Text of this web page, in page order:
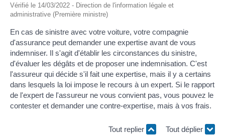
Vérifié le 14/03/2022 - Direction de l'information légale et
administrative (Première ministre)
En cas de sinistre avec votre voiture, votre compagnie
d'assurance peut demander une expertise avant de vous
indemniser. Il s'agit d'établir les circonstances du sinistre,
d'évaluer les dégâts et de proposer une indemnisation. C'est
l'assureur qui décide s'il fait une expertise, mais il y a certains
dans lesquels la loi impose le recours à un expert. Si le rapport
de l'expert de l'assureur ne vous convient pas, vous pouvez le
contester et demander une contre-expertise, mais à vos frais.
Tout replier Tout déplier